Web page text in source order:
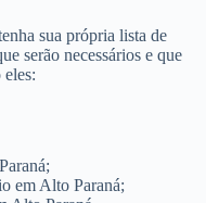
sua própria lista de
serão necessários e que
em Alto Paraná;